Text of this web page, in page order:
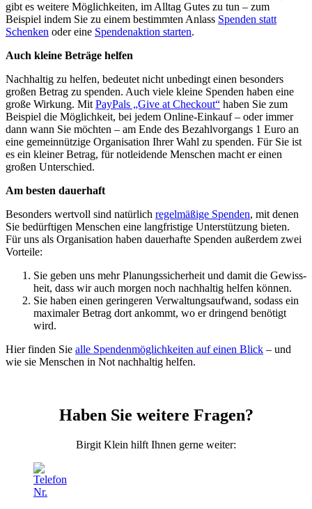
gibt es weitere Möglichkeiten, im All­tag Gutes zu tun – zum
Beispiel indem Sie zu einem bestimmten An­lass Spenden statt
Schenken oder eine Spendenaktion starten.
Auch kleine Beträge helfen
Nach­haltig zu helfen, bedeutet nicht un­bedingt einen besonders
großen Betrag zu spenden. Auch viele kleine Spenden haben eine
große Wirkung. Mit PayPals „Give at Checkout“ haben Sie zum
Beispiel die Möglichkeit, bei jedem Online-Ein­kauf – oder immer
dann wann Sie möchten – am Ende des Bezahl­vorgangs 1 Euro an
eine gemein­nützige Organisation Ihrer Wahl zu spenden. Für Sie ist
es ein kleiner Betrag, für not­leidende Menschen macht er einen
großen Unter­schied.
Am besten dauerhaft
Besonders wert­voll sind natürlich regelmäßige Spenden, mit denen
Sie bedürftigen Menschen eine lang­fristige Unterstützung bieten.
Für uns als Organisation haben dauer­hafte Spenden außerdem zwei
Vorteile:
Sie geben uns mehr Planungs­sicherheit und damit die Gewiss­
heit, dass wir auch morgen noch nach­haltig helfen können.
Sie haben einen geringeren Verwaltungs­aufwand, sodass ein
maximaler Betrag dort an­kommt, wo er dringend benötigt
wird.
Hier finden Sie alle Spenden­möglichkeiten auf einen Blick – und
wie sie Menschen in Not nach­haltig helfen.
Haben Sie weitere Fragen?
Birgit Klein hilft Ihnen gerne weiter: